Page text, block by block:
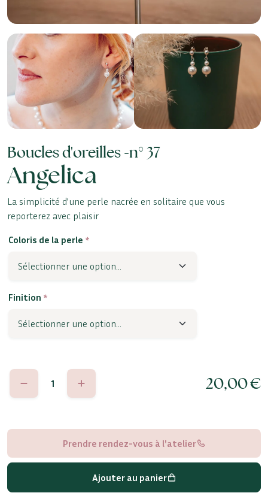
Boucles d'oreilles -n° 37
Angelica
La simplicité d’une perle nacrée en solitaire que vous
reporterez avec plaisir
Coloris de la perle *
Finition *
quantité
20,00€
Prendre rendez-vous à l'atelier
Ajouter au panier